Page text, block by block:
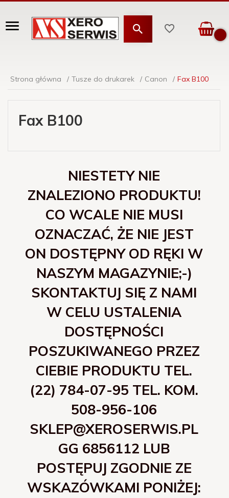
Strona główna Tusze do drukarek Canon Fax B100
Fax B100
NIESTETY NIE
ZNALEZIONO PRODUKTU!
CO WCALE NIE MUSI
OZNACZAĆ, ŻE NIE JEST
ON DOSTĘPNY OD RĘKI W
NASZYM MAGAZYNIE;-)
SKONTAKTUJ SIĘ Z NAMI
W CELU USTALENIA
DOSTĘPNOŚCI
POSZUKIWANEGO PRZEZ
CIEBIE PRODUKTU TEL.
(22) 784-07-95 TEL. KOM.
508-956-106
SKLEP@XEROSERWIS.PL
GG 6856112 LUB
POSTĘPUJ ZGODNIE ZE
WSKAZÓWKAMI PONIŻEJ: